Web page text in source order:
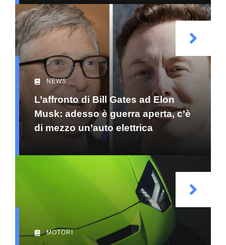
NEWS
L’affronto di Bill Gates ad Elon
Musk: adesso è guerra aperta, c’è
di mezzo un’auto elettrica
MOTORI